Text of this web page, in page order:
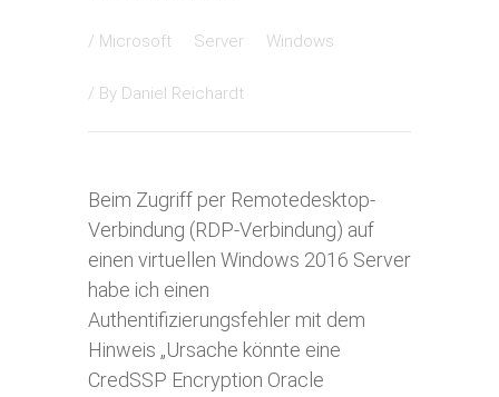
/ Microsoft Server Windows
/ By Daniel Reichardt
Beim Zugriff per Remotedesktop-
Verbindung (RDP-Verbindung) auf
einen virtuellen Windows 2016 Server
habe ich einen
Authentifizierungsfehler mit dem
Hinweis „Ursache könnte eine
CredSSP Encryption Oracle